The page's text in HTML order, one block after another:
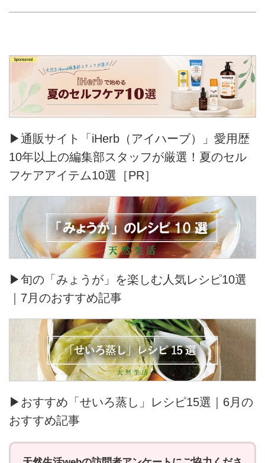
▶通販サイト「iHerb（アイハーブ）」愛用歴
10年以上の編集部スタッフが厳選！夏のセル
フケアアイテム10選［PR］
▶旬の「みょうが」を楽しむ人気レシピ10選
｜7月のおすすめ記事
▶おすすめ「せいろ蒸し」レシピ15選｜6月の
おすすめ記事